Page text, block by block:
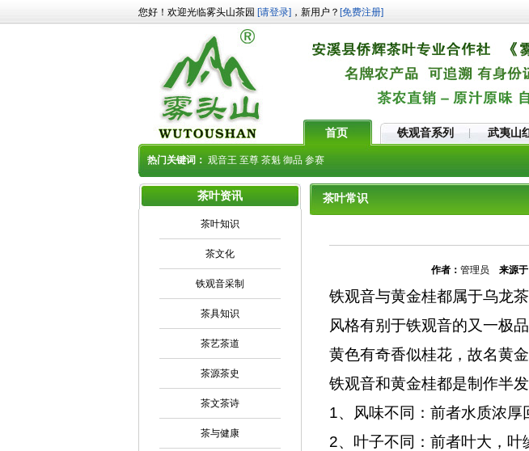
您好！欢迎光临雾头山茶园 [请登录] ，新用户？ [免费注册]
首页 铁观音系列 武夷山
热门关键词： 观音王 至尊 茶魁 御品 参赛
茶叶资讯
茶叶知识
茶文化
铁观音采制
茶具知识
茶艺茶道
茶源茶史
茶文茶诗
茶与健康
茶叶常识
作者： 管理员 来源于
铁观音与黄金桂都属于乌龙
风格有别于铁观音的又一极
黄色有奇香似桂花，故名黄金
铁观音和黄金桂都是制作半
1、风味不同：前者水质浓厚
2、叶子不同：前者叶大，